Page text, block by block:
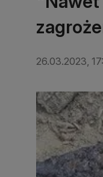
26.03.2023,